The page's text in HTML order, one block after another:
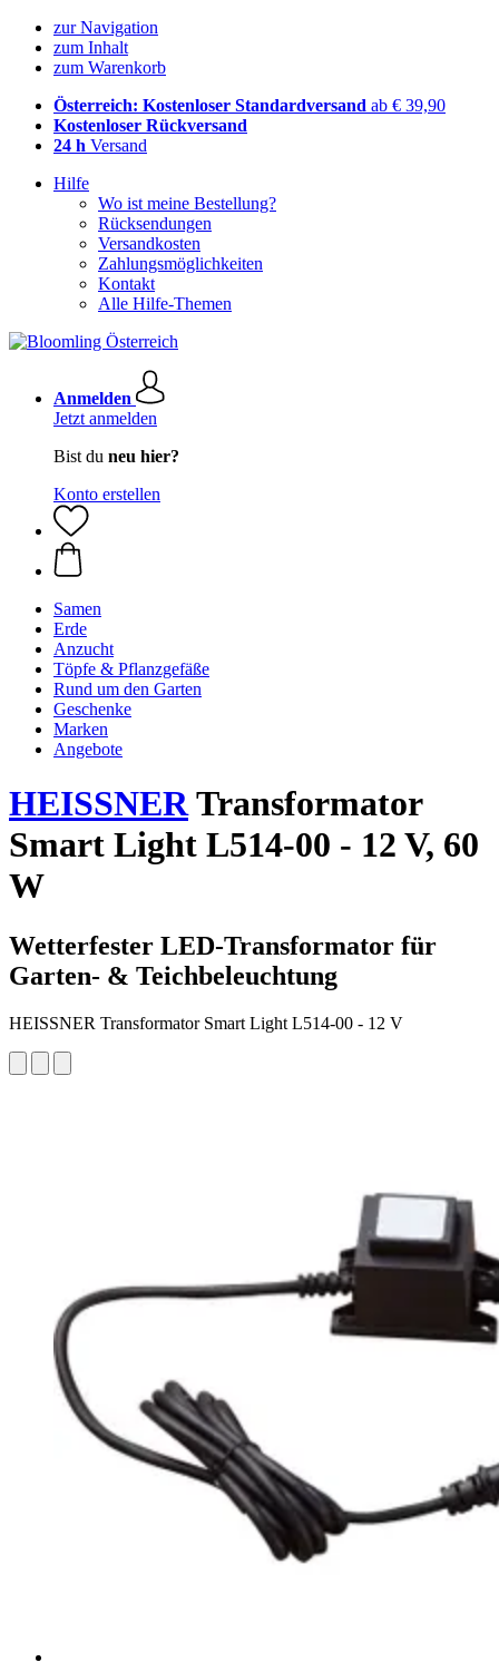
zur Navigation
zum Inhalt
zum Warenkorb
Österreich: Kostenloser Standardversand ab € 39,90
Kostenloser Rückversand
24 h Versand
Hilfe
Wo ist meine Bestellung?
Rücksendungen
Versandkosten
Zahlungsmöglichkeiten
Kontakt
Alle Hilfe-Themen
Anmelden
Jetzt anmelden
Bist du neu hier?
Konto erstellen
Samen
Erde
Anzucht
Töpfe & Pflanzgefäße
Rund um den Garten
Geschenke
Marken
Angebote
HEISSNERTransformator
Smart Light L514-00 - 12 V, 60
W
Wetterfester LED‑Transformator für
Garten‑ & Teichbeleuchtung
HEISSNER Transformator Smart Light L514-00 - 12 V